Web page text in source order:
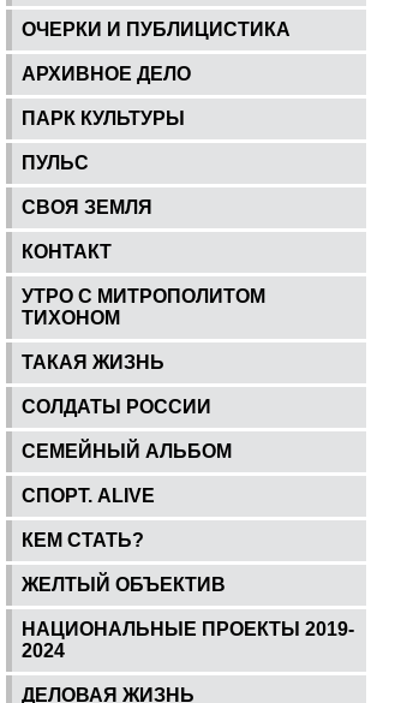
ОЧЕРКИ И ПУБЛИЦИСТИКА
АРХИВНОЕ ДЕЛО
ПАРК КУЛЬТУРЫ
ПУЛЬС
СВОЯ ЗЕМЛЯ
КОНТАКТ
УТРО С МИТРОПОЛИТОМ
ТИХОНОМ
ТАКАЯ ЖИЗНЬ
СОЛДАТЫ РОССИИ
СЕМЕЙНЫЙ АЛЬБОМ
СПОРТ. ALIVE
КЕМ СТАТЬ?
ЖЕЛТЫЙ ОБЪЕКТИВ
НАЦИОНАЛЬНЫЕ ПРОЕКТЫ 2019-
2024
ДЕЛОВАЯ ЖИЗНЬ